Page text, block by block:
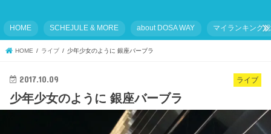
HOME SCHEJULE & MORE about DOSA WAY マイランキング
HOME ライブ 少年少女のように 銀座バーブラ
ライブ
2017.10.09
少年少女のように 銀座バーブラ